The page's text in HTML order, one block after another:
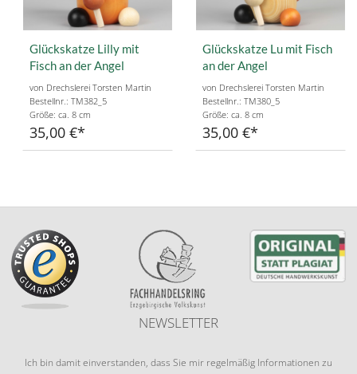
Glückskatze Lilly mit
Fisch an der Angel
von Drechslerei Torsten Martin
Bestellnr.: TM382_5
Größe: ca. 8 cm
35,00 €
Glückskatze Lu mit Fisch
an der Angel
von Drechslerei Torsten Martin
Bestellnr.: TM380_5
Größe: ca. 8 cm
35,00 €
NEWSLETTER
Ich bin damit einverstanden, dass Sie mir regelmäßig Informationen zu